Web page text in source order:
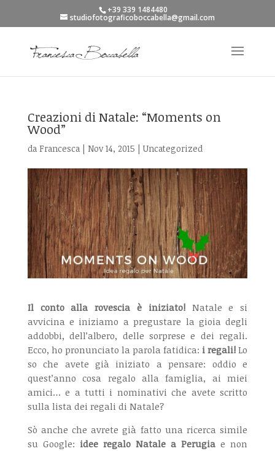
+39 339 1484480
studiofotograficoboccabella@gmail.com
Creazioni di Natale: “Moments on
Wood”
da Francesca| Nov 14, 2015 | Uncategorized
Il conto alla rovescia è iniziato!Natale e si
avvicina e iniziamo a pregustare la gioia degli
addobbi, dell’albero, delle sorprese e dei regali.
Ecco, ho pronunciato la parola fatidica: i regali! Lo
so che avete già iniziato a pensare: oddio e
quest’anno cosa regalo alla famiglia, ai miei
amici… e a tutti i nominativi che avete scritto
sulla lista dei regali di Natale?
Sò anche che avrete già fatto una ricerca simile
su Google: idee regalo Natale a Perugia e non